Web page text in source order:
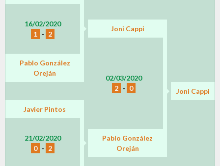
16/02/2020
1 - 2
Joni Cappi
02/03/2020
2 - 0
Pablo González
Oreján
Joni Cappi
Javier Pintos
21/02/2020
0 - 2
Pablo González
Oreján